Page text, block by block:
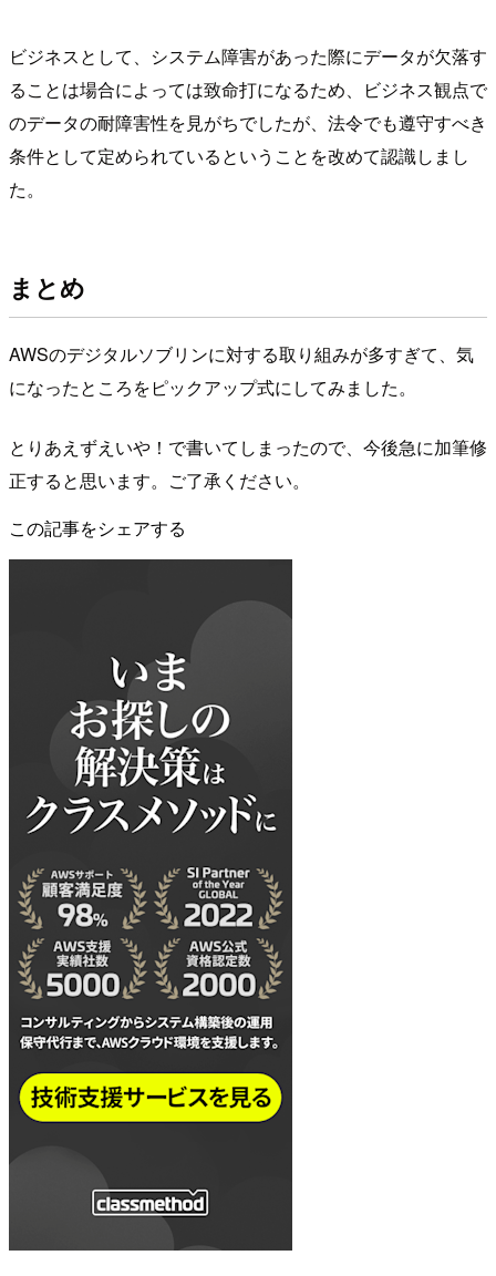
ビジネスとして、システム障害があった際にデータが欠落す
ることは場合によっては致命打になるため、ビジネス観点で
のデータの耐障害性を見がちでしたが、法令でも遵守すべき
条件として定められているということを改めて認識しまし
た。
まとめ
AWSのデジタルソブリンに対する取り組みが多すぎて、気
になったところをピックアップ式にしてみました。
とりあえずえいや！で書いてしまったので、今後急に加筆修
正すると思います。ご了承ください。
この記事をシェアする